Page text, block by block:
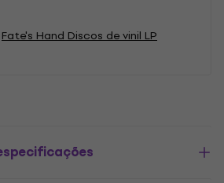
Fate's Hand Discos de vinil LP